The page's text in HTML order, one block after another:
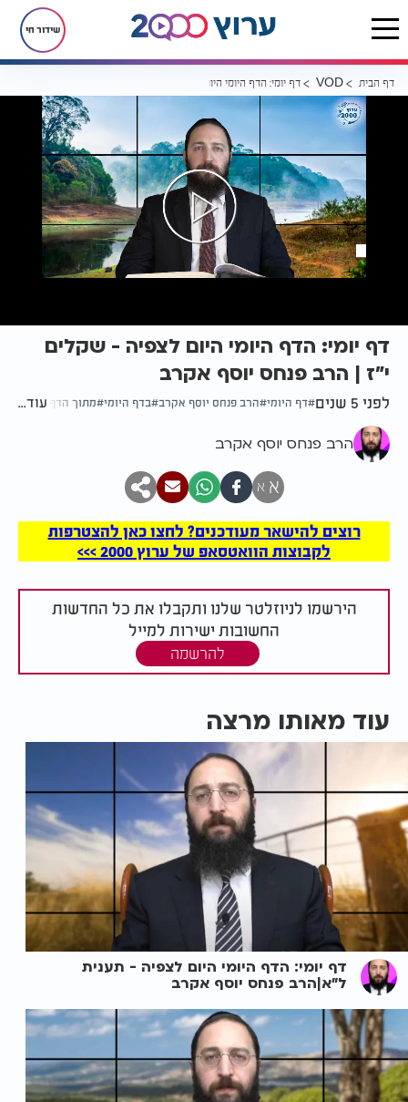
שידור חי
דף הבית VOD דף יומי: הדף היומי היום לצפיה - שקלים י"ז | הרב פנחס יוסף אקרב
דף יומי: הדף היומי היום לצפיה - שקלים
י"ז | הרב פנחס יוסף אקרב
לפני 5 שנים דף היומי הרב פנחס יוסף אקרב בדף היומי מתוך הדף היומי
עוד...
הרב פנחס יוסף אקרב
א א
רוצים להישאר מעודכנים? לחצו כאן להצטרפות
לקבוצות הוואטסאפ של ערוץ 2000 >>>
הירשמו לניוזלטר שלנו ותקבלו את כל החדשות
החשובות ישירות למייל
להרשמה
עוד מאותו מרצה
דף יומי: הדף היומי היום לצפיה - תענית
ל"א|הרב פנחס יוסף אקרב